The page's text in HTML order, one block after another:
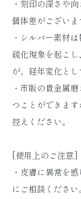
・刻印の深さや
個体差がございま
・シルバー素材
硫化現象を起こ
が、経年変化とし
・市販の貴金属
つことができま
控えください。
[使用上のご注意]
・皮膚に異常を
にご相談ください。